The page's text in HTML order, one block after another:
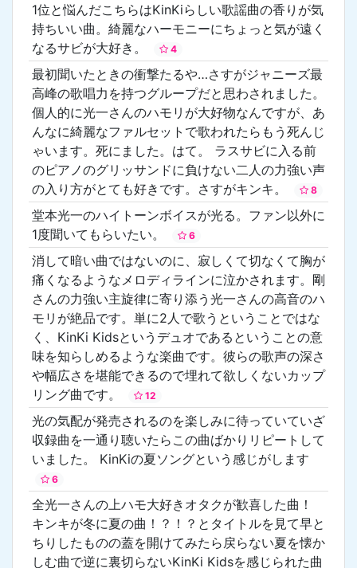
1位と悩んだこちらはKinKiらしい歌謡曲の香りが気
持ちいい曲。綺麗なハーモニーにちょっと気が遠く
なるサビが大好き。
4
最初聞いたときの衝撃たるや…さすがジャニーズ最
高峰の歌唱力を持つグループだと思わされました。
個人的に光一さんのハモリが大好物なんですが、あ
んなに綺麗なファルセットで歌われたらもう死んじ
ゃいます。死にました。はて。 ラスサビに入る前
のピアノのグリッサンドに負けない二人の力強い声
の入り方がとても好きです。さすがキンキ。
8
堂本光一のハイトーンボイスが光る。ファン以外に
1度聞いてもらいたい。
6
消して暗い曲ではないのに、寂しくて切なくて胸が
痛くなるようなメロディラインに泣かされます。剛
さんの力強い主旋律に寄り添う光一さんの高音のハ
モリが絶品です。単に2人で歌うということではな
く、KinKi Kidsというデュオであるということの意
味を知らしめるような楽曲です。彼らの歌声の深さ
や幅広さを堪能できるので埋れて欲しくないカップ
リング曲です。
12
光の気配が発売されるのを楽しみに待っていていざ
収録曲を一通り聴いたらこの曲ばかりリピートして
いました。 KinKiの夏ソングという感じがします
6
全光一さんの上ハモ大好きオタクが歓喜した曲！
キンキが冬に夏の曲！？！？とタイトルを見て早と
ちりしたものの蓋を開けてみたら戻らない夏を懐か
しむ曲で逆に裏切らないKinKi Kidsを感じられた曲